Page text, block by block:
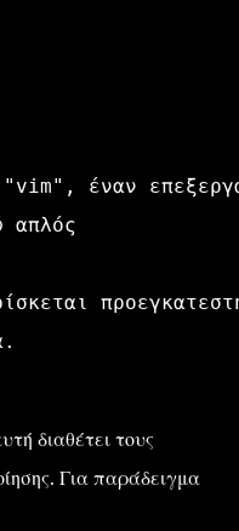
έναν
διαθέτει τους
Για παράδειγμα